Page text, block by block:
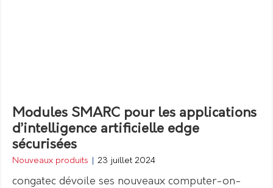
Modules SMARC pour les applications
d’intelligence artificielle edge
sécurisées
Nouveaux produits 23 juillet 2024
congatec dévoile ses nouveaux computer-on-